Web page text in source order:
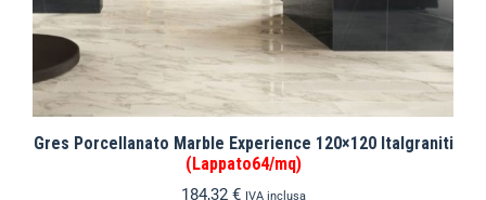
Gres Porcellanato Marble Experience 120×120 Italgraniti
(Lappato64/mq)
184,32 € IVA inclusa